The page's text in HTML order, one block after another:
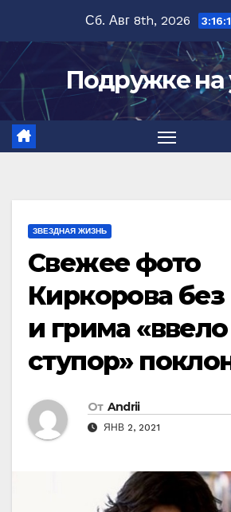
содержимому
Сб. Авг 8th, 2026
Подружке
ЗВЕЗДНАЯ ЖИЗНЬ
Свежее фото
Киркорова
и грима
ступор»
От Andrii
ЯНВ 2, 2021